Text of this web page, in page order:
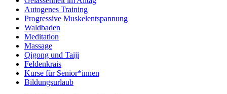
Autogenes Training
Progressive Muskelentspannung
Waldbaden
Meditation
Massage
Qigong und Taiji
Feldenkrais
Kurse für Senior*innen
Bildungsurlaub